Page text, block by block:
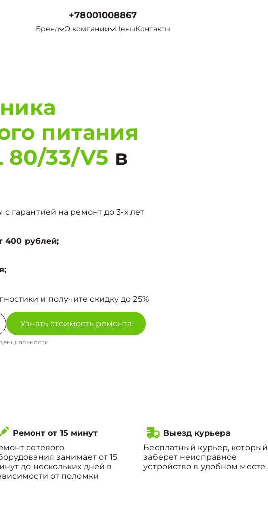
+78001008867
Бренд О компании ЦеныКонтакты
питания
80/33/V5 в
с гарантией на ремонт до 3-х лет
400 рублей;
и получите скидку до 25%
Узнать стоимость ремонта
Ремонт от 15 минут
сетевого
занимает от 15
до нескольких дней в
от поломки
Выезд курьера
Бесплатный курьер, который
заберет неисправное
устройство в удобном месте.